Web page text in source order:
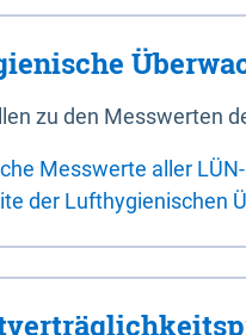
zu den Messwerten
Messwerte aller
der Lufthygienischen